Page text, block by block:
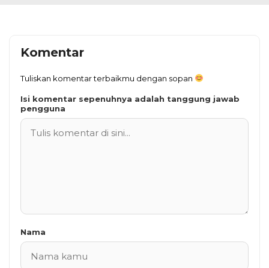
Komentar
Tuliskan komentar terbaikmu dengan sopan
Isi komentar sepenuhnya adalah tanggung jawab
pengguna
Nama